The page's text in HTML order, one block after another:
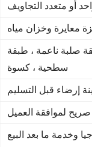
أو متعدد التجاويف
معايرة وخزان مياه
صلبة ناعمة ، طبقة
سطحية ، كسوة
إرضاء قبل التسليم
لموافقة العميل
وخدمة ما بعد البيع